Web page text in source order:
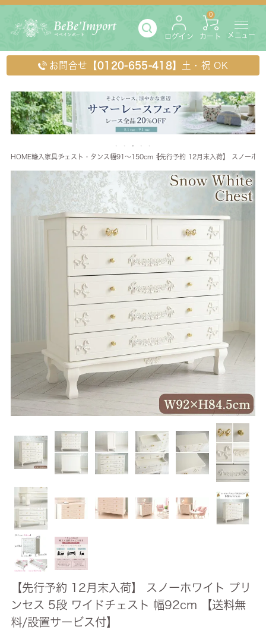
ログイン カート
0
メニュー
お問合せ 【0120-655-418】 土・祝 OK
HOME輸入家具 チェスト・タンス幅91～150cm【先行予約 12月末入荷】 スノーホ
【先行予約 12月末入荷】 スノーホワイト プリ
ンセス 5段 ワイドチェスト 幅92cm 【送料無
料/設置サービス付】